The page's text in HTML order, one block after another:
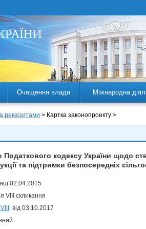
Очищення влади Міжнародна
реквізитами > Картка законопроекту >
Податкового кодексу України щодо
та підтримки безпосередніх
02.04.2015
VIII скликання
від 03.10.2017